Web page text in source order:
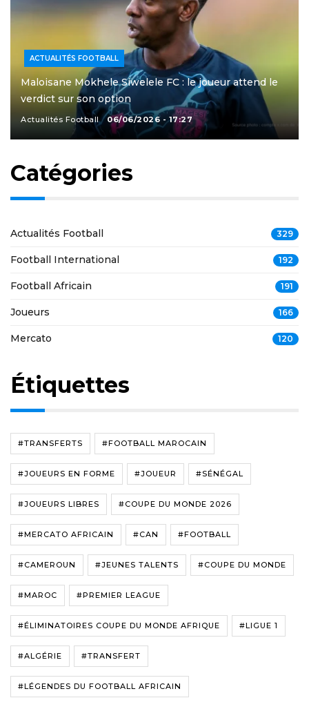
ACTUALITÉS FOOTBALL
Maloisane Mokhele Siwelele FC : le joueur attend le
verdict sur son option
Actualités Football 06/06/2026 - 17:27
Catégories
Actualités Football 329
Football International 192
Football Africain 191
Joueurs 166
Mercato 120
Étiquettes
#TRANSFERTS #FOOTBALL MAROCAIN
#JOUEURS EN FORME #JOUEUR #SÉNÉGAL
#JOUEURS LIBRES #COUPE DU MONDE 2026
#MERCATO AFRICAIN #CAN #FOOTBALL
#CAMEROUN #JEUNES TALENTS #COUPE DU MONDE
#MAROC #PREMIER LEAGUE
#ÉLIMINATOIRES COUPE DU MONDE AFRIQUE #LIGUE 1
#ALGÉRIE #TRANSFERT
#LÉGENDES DU FOOTBALL AFRICAIN